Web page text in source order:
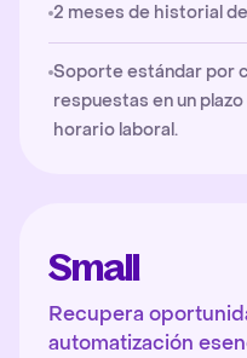
2 meses de historial
Soporte estándar por
respuestas en un
horario laboral.
Small
Recupera
automatización